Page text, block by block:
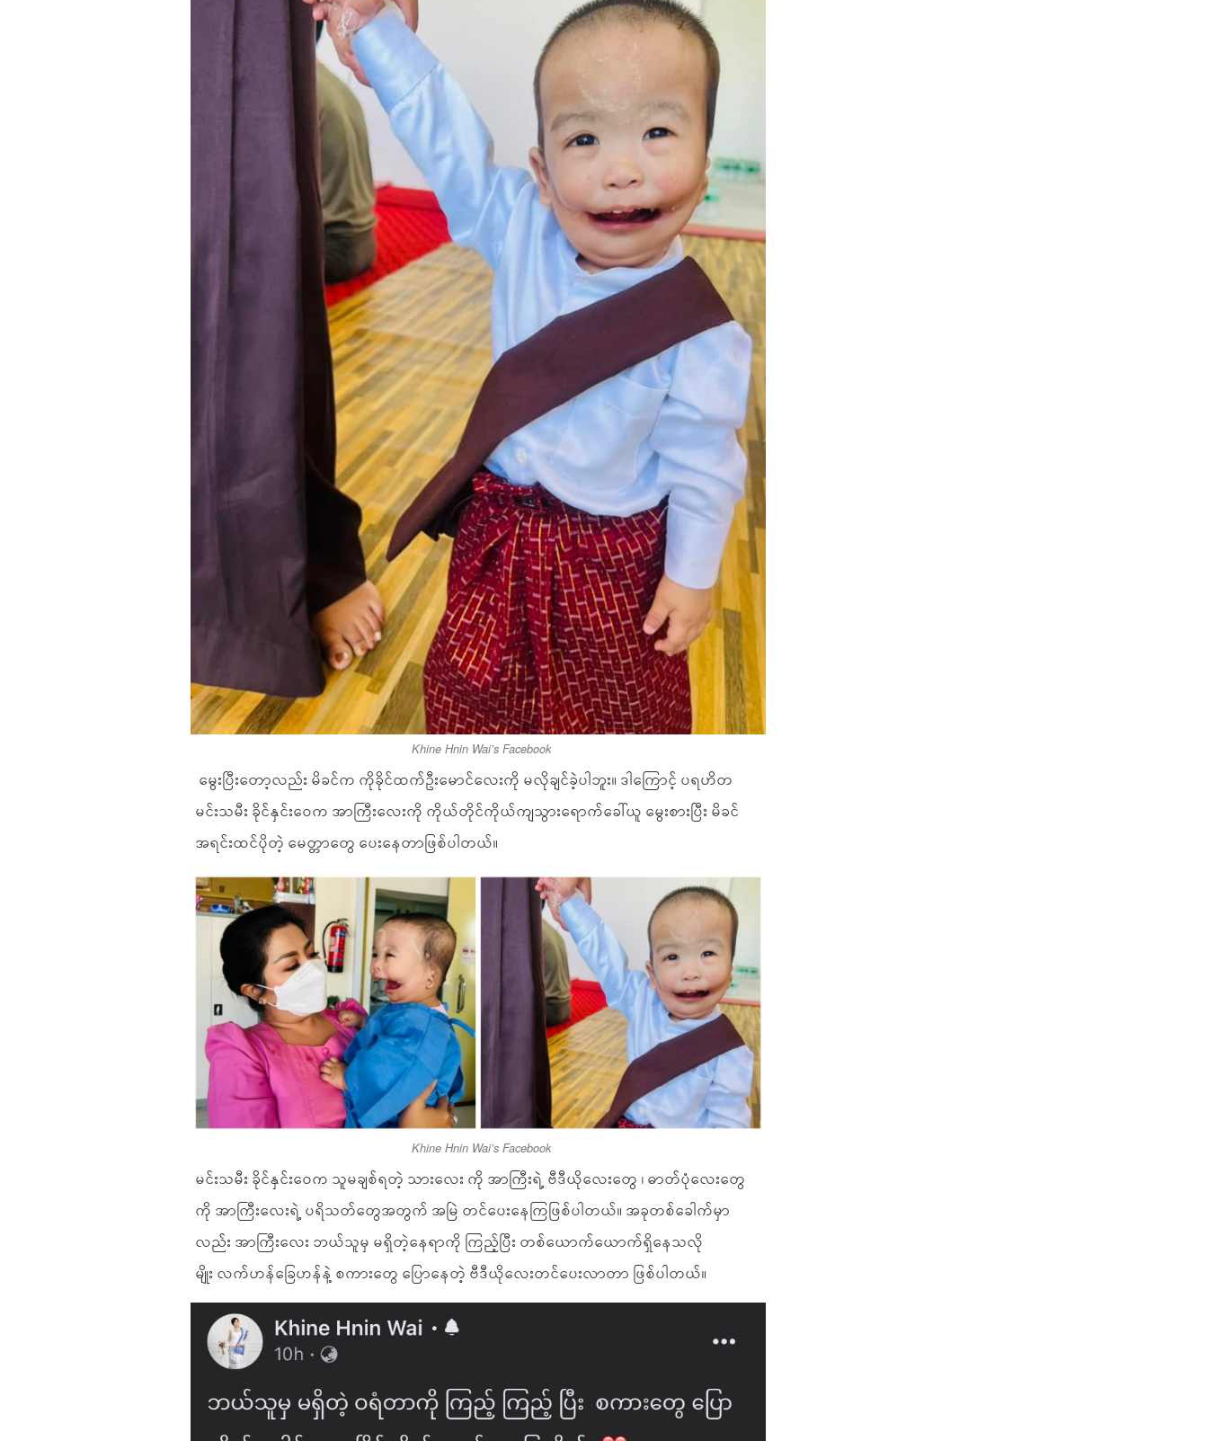
Khine Hnin Wai’s Facebook
မွေးပြီးတော့လည်း မိခင်က ကိုခိုင်ထက်ဦးမောင်လေးကို မလိုချင်ခဲ့ပါဘူး။ ဒါကြောင့် ပရဟိတ
မင်းသမီး ခိုင်နှင်းဝေက အာကြီးလေးကို ကိုယ်တိုင်ကိုယ်ကျသွားရောက်ခေါ်ယူ မွေးစားပြီး မိခင်
အရင်းထင်ပိုတဲ့ မေတ္တာတွေ ပေးနေတာဖြစ်ပါတယ်။
Khine Hnin Wai’s Facebook
မင်းသမီး ခိုင်နှင်းဝေက သူမချစ်ရတဲ့ သားလေး ကို အာကြီးရဲ့ ဗီဒီယိုလေးတွေ ၊ ဓာတ်ပုံလေးတွေ
ကို အာကြီးလေးရဲ့ ပရိသတ်တွေအတွက် အမြဲ တင်ပေးနေကြဖြစ်ပါတယ်။ အခုတစ်ခေါက်မှာ
လည်း အာကြီးလေး ဘယ်သူမှ မရှိတဲ့နေရာကို ကြည့်ပြီး တစ်ယောက်ယောက်ရှိနေသလို
မျိုး လက်ဟန်ခြေဟန်နဲ့ စကားတွေ ပြောနေတဲ့ ဗီဒီယိုလေးတင်ပေးလာတာ ဖြစ်ပါတယ်။